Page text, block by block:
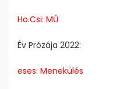
Ho.Csi: MŰ
Év Prózája 2022:
eses: Menekülés